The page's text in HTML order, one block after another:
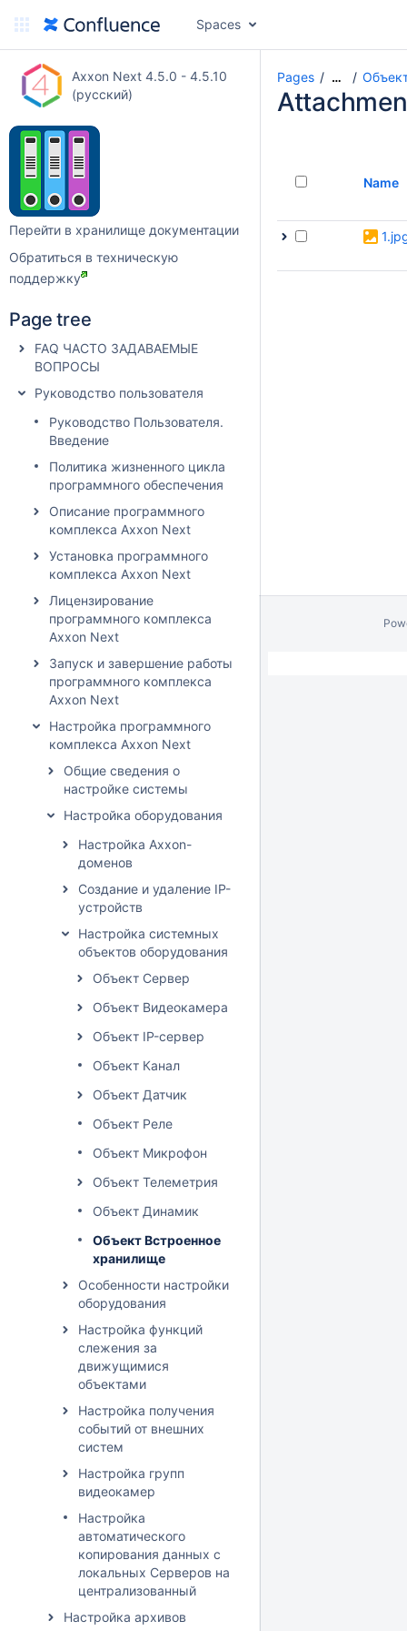
Spaces
Axxon Next 4.5.0 - 4.5.10
(русский)
Перейти в хранилище документации
Обратиться в техническую
поддержку
Page tree
FAQ ЧАСТО ЗАДАВАЕМЫЕ
ВОПРОСЫ
Руководство пользователя
Руководство Пользователя.
Введение
Политика жизненного цикла
программного обеспечения
Описание программного
комплекса Axxon Next
Установка программного
комплекса Axxon Next
Лицензирование
программного комплекса
Axxon Next
Запуск и завершение работы
программного комплекса
Axxon Next
Настройка программного
комплекса Axxon Next
Общие сведения о
настройке системы
Настройка оборудования
Настройка Axxon-
доменов
Создание и удаление IP-
устройств
Настройка системных
объектов оборудования
Объект Сервер
Объект Видеокамера
Объект IP-сервер
Объект Канал
Объект Датчик
Объект Реле
Объект Микрофон
Объект Телеметрия
Объект Динамик
Объект Встроенное
хранилище
Особенности настройки
оборудования
Настройка функций
слежения за
движущимися
объектами
Настройка получения
событий от внешних
систем
Настройка групп
видеокамер
Настройка
автоматического
копирования данных с
локальных Серверов на
централизованный
Настройка архивов
Pages …
Name